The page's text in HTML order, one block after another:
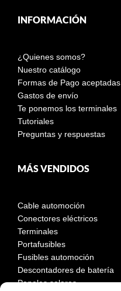
INFORMACIÓN
¿Quienes somos?
Nuestro catálogo
Formas de Pago aceptadas
Gastos de envío
Te ponemos los terminales
Tutoriales
Preguntas y respuestas
MÁS VENDIDOS
Cable automoción
Conectores eléctricos
Terminales
Portafusibles
Fusibles automoción
Descontadores de batería
Paneles solares